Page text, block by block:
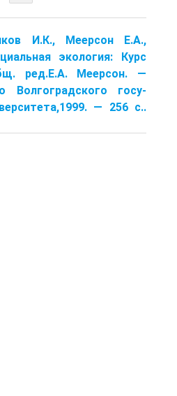
И.К., Меерсон Е.А.,
экология: Курс
ред.Е.А. Меерсон. —
Волгоградского госу-
— 256 с..